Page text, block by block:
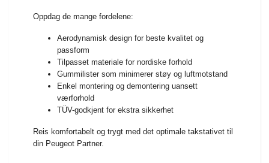
Oppdag de mange fordelene:
Aerodynamisk design for beste kvalitet og
passform
Tilpasset materiale for nordiske forhold
Gummilister som minimerer støy og luftmotstand
Enkel montering og demontering uansett
værforhold
TÜV-godkjent for ekstra sikkerhet
Reis komfortabelt og trygt med det optimale takstativet til
din Peugeot Partner.